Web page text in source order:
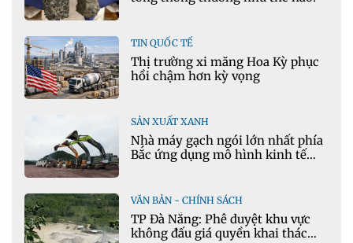
TIN QUỐC TẾ
Thị trường xi măng Hoa Kỳ phục
hồi chậm hơn kỳ vọng
SẢN XUẤT XANH
Nhà máy gạch ngói lớn nhất phía
Bắc ứng dụng mô hình kinh tế
VĂN BẢN - CHÍNH SÁCH
TP Đà Nẵng: Phê duyệt khu vực
không đấu giá quyền khai thác